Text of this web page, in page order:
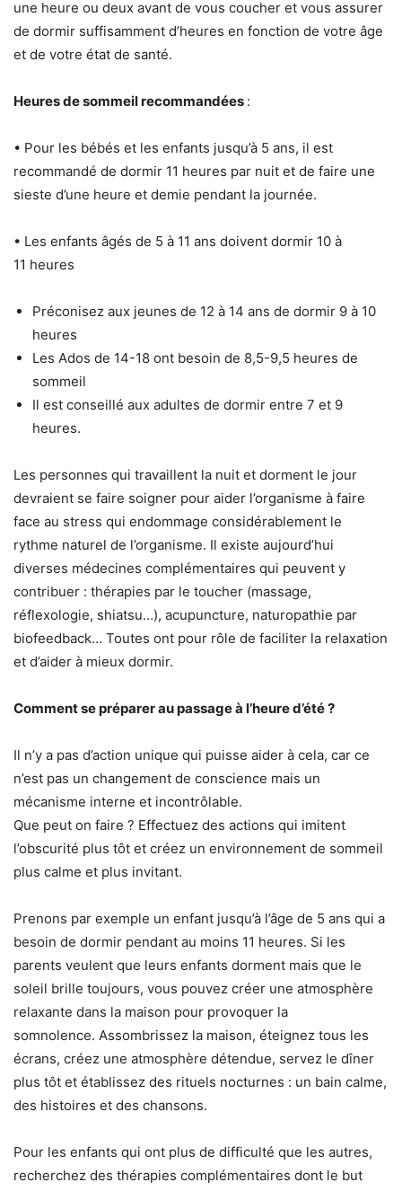
une heure ou deux avant de vous coucher et vous assurer
de dormir suffisamment d’heures en fonction de votre âge
et de votre état de santé.
Heures de sommeil recommandées :
• Pour les bébés et les enfants jusqu’à 5 ans, il est
recommandé de dormir 11 heures par nuit et de faire une
sieste d’une heure et demie pendant la journée.
• Les enfants âgés de 5 à 11 ans doivent dormir 10 à
11 heures
Préconisez aux jeunes de 12 à 14 ans de dormir 9 à 10
heures
Les Ados de 14-18 ont besoin de 8,5-9,5 heures de
sommeil
Il est conseillé aux adultes de dormir entre 7 et 9
heures.
Les personnes qui travaillent la nuit et dorment le jour
devraient se faire soigner pour aider l’organisme à faire
face au stress qui endommage considérablement le
rythme naturel de l’organisme. Il existe aujourd’hui
diverses médecines complémentaires qui peuvent y
contribuer : thérapies par le toucher (massage,
réflexologie, shiatsu…), acupuncture, naturopathie par
biofeedback… Toutes ont pour rôle de faciliter la relaxation
et d’aider à mieux dormir.
Comment se préparer au passage à l’heure d’été ?
Il n’y a pas d’action unique qui puisse aider à cela, car ce
n’est pas un changement de conscience mais un
mécanisme interne et incontrôlable.
Que peut on faire ? Effectuez des actions qui imitent
l’obscurité plus tôt et créez un environnement de sommeil
plus calme et plus invitant.
Prenons par exemple un enfant jusqu’à l’âge de 5 ans qui a
besoin de dormir pendant au moins 11 heures. Si les
parents veulent que leurs enfants dorment mais que le
soleil brille toujours, vous pouvez créer une atmosphère
relaxante dans la maison pour provoquer la
somnolence. Assombrissez la maison, éteignez tous les
écrans, créez une atmosphère détendue, servez le dîner
plus tôt et établissez des rituels nocturnes : un bain calme,
des histoires et des chansons.
Pour les enfants qui ont plus de difficulté que les autres,
recherchez des thérapies complémentaires dont le but